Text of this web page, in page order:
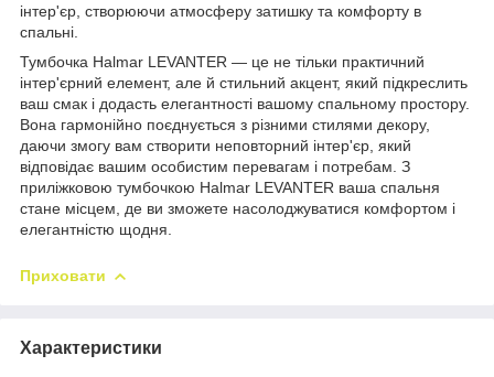
інтер'єр, створюючи атмосферу затишку та комфорту в
спальні.
Тумбочка Halmar LEVANTER — це не тільки практичний
інтер'єрний елемент, але й стильний акцент, який підкреслить
ваш смак і додасть елегантності вашому спальному простору.
Вона гармонійно поєднується з різними стилями декору,
даючи змогу вам створити неповторний інтер'єр, який
відповідає вашим особистим перевагам і потребам. З
приліжковою тумбочкою Halmar LEVANTER ваша спальня
стане місцем, де ви зможете насолоджуватися комфортом і
елегантністю щодня.
Приховати
Характеристики